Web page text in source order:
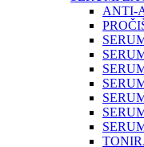
ANTI-